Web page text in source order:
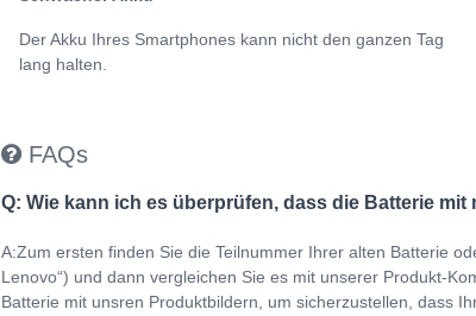
Der Akku Ihres Smartphones kann nicht den ganzen Tag
lang halten.
FAQs
Q: Wie kann ich es überprüfen, dass die Batterie
A:Zum ersten finden Sie die Teilnummer Ihrer alten Batterie
Lenovo“) und dann vergleichen Sie es mit unserer Produkt-
Batterie mit unsren Produktbildern, um sicherzustellen, dass